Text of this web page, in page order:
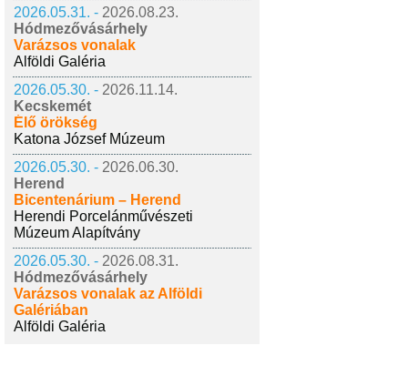
2026.05.31. - 2026.08.23.
Hódmezővásárhely
Varázsos vonalak
Alföldi Galéria
2026.05.30. - 2026.11.14.
Kecskemét
Élő örökség
Katona József Múzeum
2026.05.30. - 2026.06.30.
Herend
Bicentenárium – Herend
Herendi Porcelánművészeti
Múzeum Alapítvány
2026.05.30. - 2026.08.31.
Hódmezővásárhely
Varázsos vonalak az Alföldi
Galériában
Alföldi Galéria